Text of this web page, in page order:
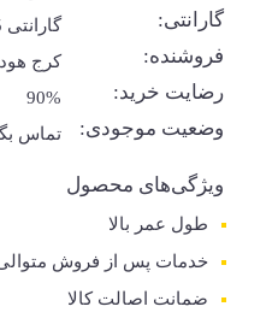
گارانتی: گارانتی 5 ساله البرز روز
فروشنده: کرج هود
رضایت خرید: 90%
وضعیت موجودی: تماس
ویژگی‌های محصول
طول عمر بالا
خدمات پس از فروش
ضمانت اصالت کالا